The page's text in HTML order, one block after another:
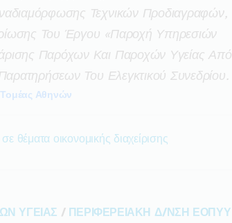
Τεχνικών Προδιαγραφών,
Του Έργου «παροχή Υπηρεσιών
Παρόχων Και Παροχών Υγείας Από
Του Ελεγκτικού Συνεδρίου.
Αθηνών
οικονομικής διαχείρισης
ΥΓΕΙΑΣ / ΠΕΡΙΦΕΡΕΙΑΚΗ Δ/ΝΣΗ ΕΟΠΥΥ